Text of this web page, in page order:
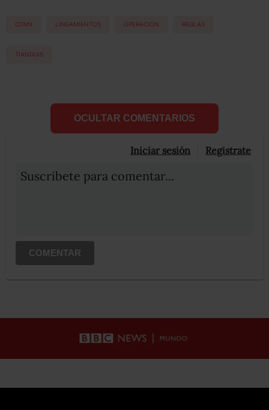
CDMX LINEAMIENTOS OPERACIÓN REGLAS
TIANGUIS
OCULTAR COMENTARIOS
Iniciar sesión Registrate
Suscribete para comentar...
COMENTAR